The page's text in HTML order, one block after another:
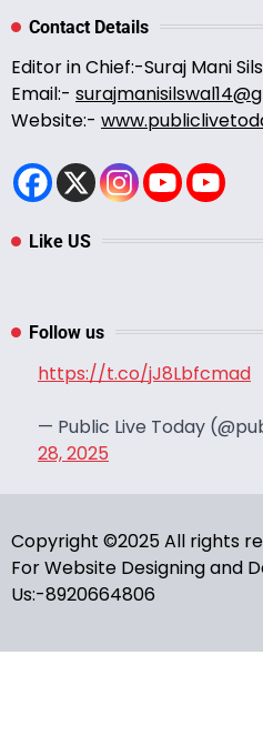
Contact Details
Editor in Chief:-Suraj Mani
Email:-
Website:-
Like US
Follow us
https://t.co/jJ8Lbfcmad
— Public Live Today
28, 2025
Copyright ©2025 All rights
For Website Designing and
Us:-8920664806